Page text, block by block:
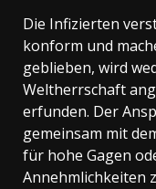
Die Infizierten
konform und
geblieben, wird
Weltherrschaft
erfunden. Der
gemeinsam mit
für hohe Gagen
Annehmlichkeiten